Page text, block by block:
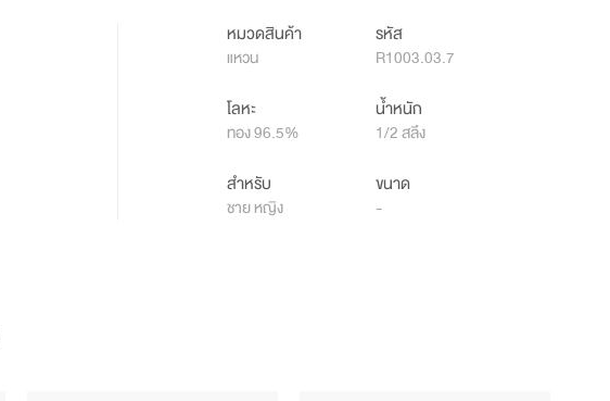
หมวดสินค้า
แหวน
โลหะ
ทอง 96.5%
สำหรับ
ชาย หญิง
รหัส
R1003.03.7
น้ำหนัก
1/2 สลึง
ขนาด
-